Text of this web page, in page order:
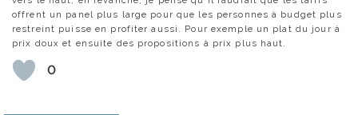
offrent un panel plus large pour que les personnes à budget plus
restreint puisse en profiter aussi. Pour exemple un plat du jour à
prix doux et ensuite des propositions à prix plus haut.
0